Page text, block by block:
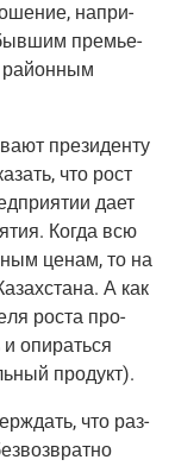
напри­
быв­шим пре­мье­
рай­он­ным
пре­зи­ден­ту
что рост
дает
Когда всю
ценам, то на
А как
роста про­
опи­рать­ся
продукт).
что раз­